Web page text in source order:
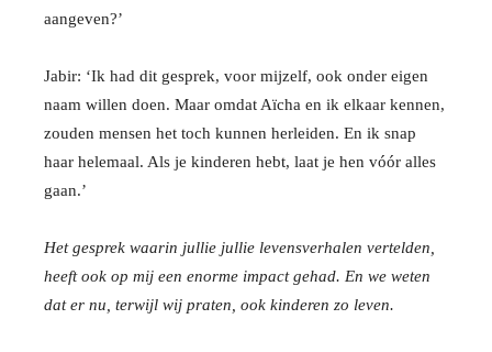
aangeven?’
Jabir: ‘Ik had dit gesprek, voor mijzelf, ook onder eigen
naam willen doen. Maar omdat Aïcha en ik elkaar kennen,
zouden mensen het toch kunnen herleiden. En ik snap
haar helemaal. Als je kinderen hebt, laat je hen vóór alles
gaan.’
Het gesprek waarin jullie jullie levensverhalen vertelden,
heeft ook op mij een enorme impact gehad. En we weten
dat er nu, terwijl wij praten, ook kinderen zo leven.